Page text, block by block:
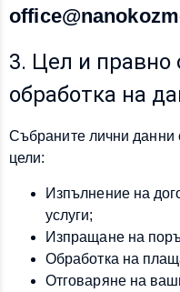
3. Цел и правно
обработка на
Събраните лични данни
цели:
Изпълнение на
услуги;
Изпращане на
Обработка на
Отговаряне на